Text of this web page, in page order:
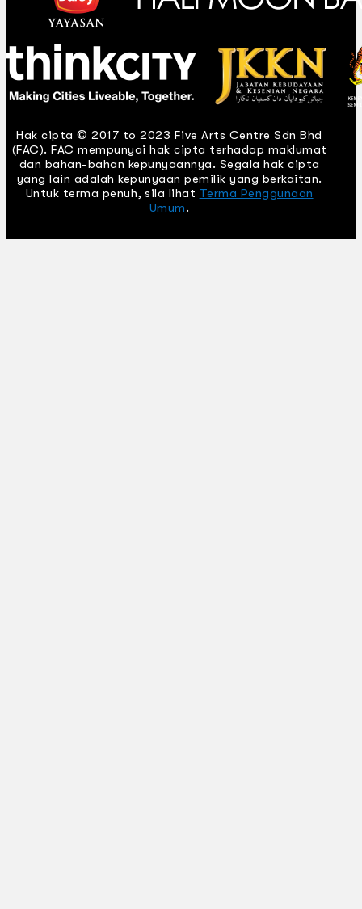
Hak cipta © 2017 to 2023 Five Arts Centre Sdn Bhd
(FAC). FAC mempunyai hak cipta terhadap maklumat
dan bahan-bahan kepunyaannya. Segala hak cipta
yang lain adalah kepunyaan pemilik yang berkaitan.
Untuk terma penuh, sila lihat Terma Penggunaan
Umum.